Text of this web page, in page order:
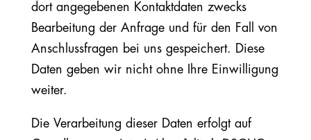
dort angegebenen Kontaktdaten zwecks
Bearbeitung der Anfrage und für den Fall von
Anschlussfragen bei uns gespeichert. Diese
Daten geben wir nicht ohne Ihre Einwilligung
weiter.
Die Verarbeitung dieser Daten erfolgt auf